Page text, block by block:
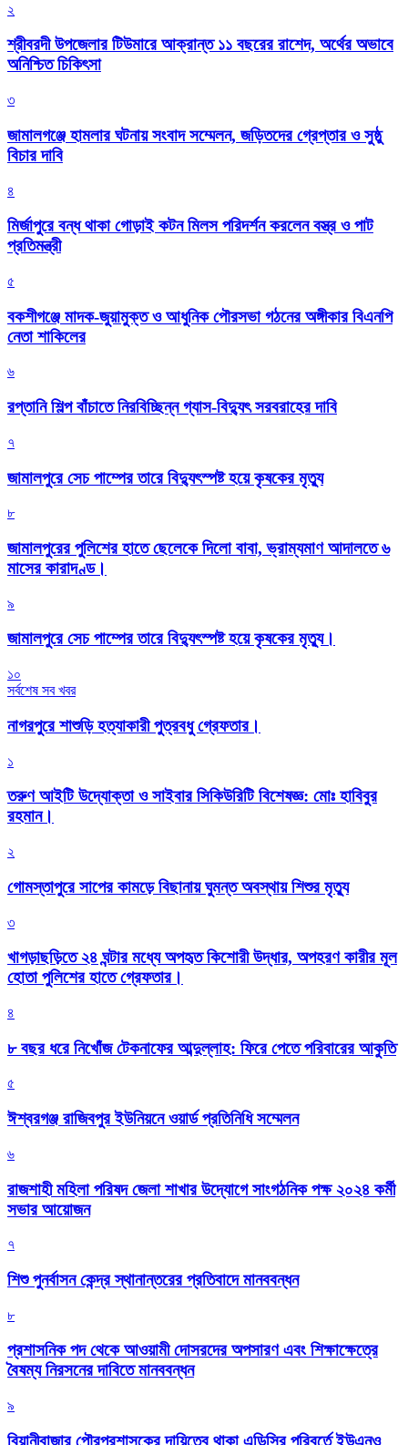
২
শ্রীবরদী উপজেলার টিউমারে আক্রান্ত ১১ বছরের রাশেদ, অর্থের অভাবে
অনিশ্চিত চিকিৎসা
৩
জামালগঞ্জে হামলার ঘটনায় সংবাদ সম্মেলন, জড়িতদের গ্রেপ্তার ও সুষ্ঠু
বিচার দাবি
৪
মির্জাপুরে বন্ধ থাকা গোড়াই কটন মিলস পরিদর্শন করলেন বস্ত্র ও পাট
প্রতিমন্ত্রী
৫
বকশীগঞ্জে মাদক-জুয়ামুক্ত ও আধুনিক পৌরসভা গঠনের অঙ্গীকার বিএনপি
নেতা শাকিলের
৬
রপ্তানি শিল্প বাঁচাতে নিরবিচ্ছিন্ন গ্যাস-বিদ্যুৎ সরবরাহের দাবি
৭
জামালপুরে সেচ পাম্পের তারে বিদ্যুৎস্পষ্ট হয়ে কৃষকের মৃত্যু
৮
জামালপুরের পুলিশের হাতে ছেলেকে দিলো বাবা, ভ্রাম্যমাণ আদালতে ৬
মাসের কারাদণ্ড।
৯
জামালপুরে সেচ পাম্পের তারে বিদ্যুৎস্পষ্ট হয়ে কৃষকের মৃত্যু।
১০
সর্বশেষ সব খবর
নাগরপুরে শাশুড়ি হত্যাকারী পুত্রবধু গ্রেফতার।
১
তরুণ আইটি উদ্যোক্তা ও সাইবার সিকিউরিটি বিশেষজ্ঞ: মোঃ হাবিবুর
রহমান।
২
গোমস্তাপুরে সাপের কামড়ে বিছানায় ঘুমন্ত অবস্থায় শিশুর মৃত্যু
৩
খাগড়াছড়িতে ২৪ ঘন্টার মধ্যে অপহৃত কিশোরী উদ্ধার, অপহরণ কারীর মূল
হোতা পুলিশের হাতে গ্রেফতার।
৪
৮ বছর ধরে নিখোঁজ টেকনাফের আব্দুল্লাহ: ফিরে পেতে পরিবারের আকুতি
৫
ঈশ্বরগঞ্জ রাজিবপুর ইউনিয়নে ওয়ার্ড প্রতিনিধি সম্মেলন
৬
রাজশাহী মহিলা পরিষদ জেলা শাখার উদ্যোগে সাংগঠনিক পক্ষ ২০২৪ কর্মী
সভার আয়োজন
৭
শিশু পুনর্বাসন কেন্দ্র স্থানান্তরের প্রতিবাদে মানববন্ধন
৮
প্রশাসনিক পদ থেকে আওয়ামী দোসরদের অপসারণ এবং শিক্ষাক্ষেত্রে
বৈষম্য নিরসনের দাবিতে মানববন্ধন
৯
বিয়ানীবাজার পৌরপ্রশাসকের দায়িত্বে থাকা এডিসির পরিবর্তে ইউএনও